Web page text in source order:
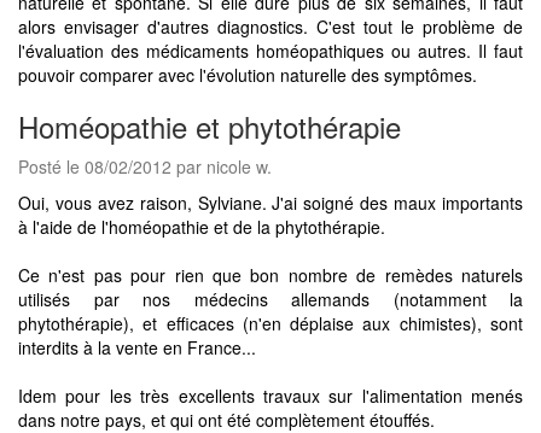
alors envisager d'autres diagnostics. C'est tout le problème de
l'évaluation des médicaments homéopathiques ou autres. Il faut
pouvoir comparer avec l'évolution naturelle des symptômes.
Homéopathie et phytothérapie
Posté le 08/02/2012 par nicole w.
Oui, vous avez raison, Sylviane. J'ai soigné des maux importants
à l'aide de l'homéopathie et de la phytothérapie.
Ce n'est pas pour rien que bon nombre de remèdes naturels
utilisés par nos médecins allemands (notamment la
phytothérapie), et efficaces (n'en déplaise aux chimistes), sont
interdits à la vente en France...
Idem pour les très excellents travaux sur l'alimentation menés
dans notre pays, et qui ont été complètement étouffés.